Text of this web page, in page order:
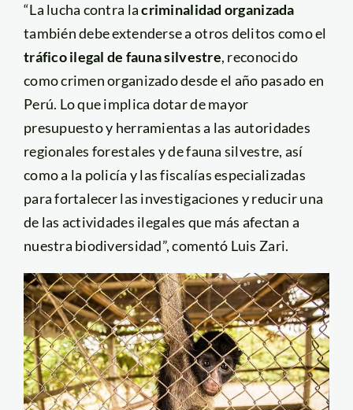
“La lucha contra lacriminalidad organizada
también debe extenderse a otros delitos como el
tráfico ilegal de fauna silvestre, reconocido
como crimen organizado desde el año pasado en
Perú. Lo que implica dotar de mayor
presupuesto y herramientas a las autoridades
regionales forestales y de fauna silvestre, así
como a la policía y las fiscalías especializadas
para fortalecer las investigaciones y reducir una
de las actividades ilegales que más afectan a
nuestra biodiversidad”, comentó Luis Zari.